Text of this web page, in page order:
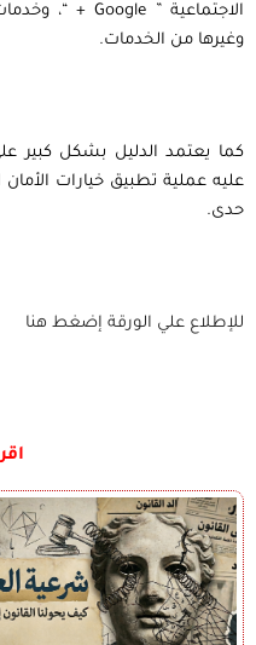
وغيرها من الخدمات.
كما يعتمد الدليل بشكل كبير
عليه عملية تطبيق خيارات
حدى.
للإطلاع علي الورقة إضغط هنا